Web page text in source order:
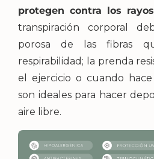
protegen contra los
transpiración corporal
porosa de las fibras
respirabilidad; la prenda
el ejercicio o cuando
son ideales para hacer
aire libre.